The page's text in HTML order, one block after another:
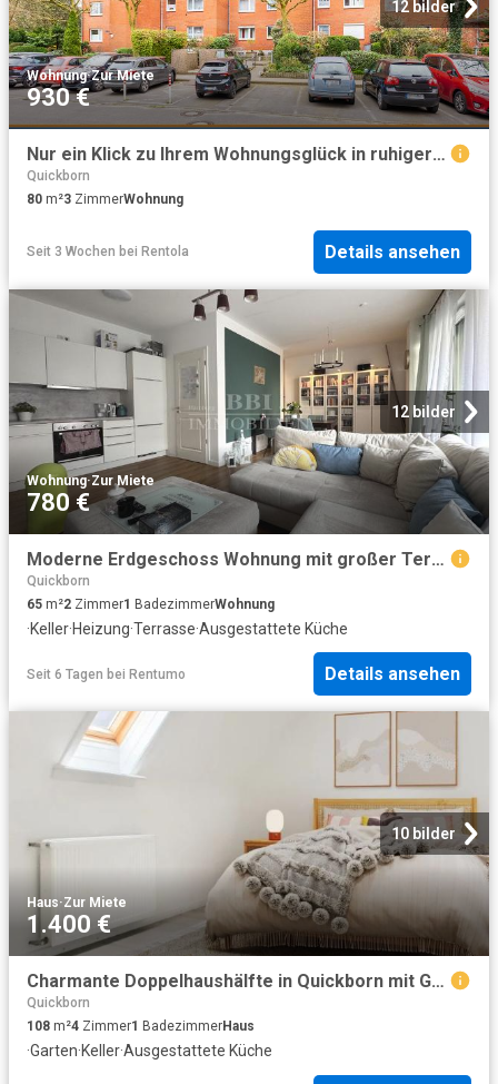
12 bilder
Wohnung·Zur Miete
930 €
Nur ein Klick zu Ihrem Wohnungsglück in ruhiger Sackgassenlage in Quickborn: Hausmann Makler
Quickborn
80 m²3 ZimmerWohnung
Seit 3 Wochen bei Rentola Details ansehen
12 bilder
Wohnung·Zur Miete
780 €
Moderne Erdgeschoss Wohnung mit großer Terrasse im Zentrum von Quickborn
Quickborn
65 m²2 Zimmer1 BadezimmerWohnung
·Keller·Heizung·Terrasse·Ausgestattete Küche
Seit 6 Tagen bei Rentumo Details ansehen
10 bilder
Haus·Zur Miete
1.400 €
Charmante Doppelhaushälfte in Quickborn mit Garten & Keller
Quickborn
108 m²4 Zimmer1 BadezimmerHaus
·Garten·Keller·Ausgestattete Küche